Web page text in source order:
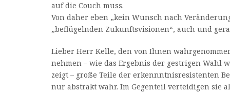
auf die Couch muss.
Von daher eben „kein Wunsch nach
„beflügelnden Zukunftsvisionen“, auch und
Lieber Herr Kelle, den von Ihnen
nehmen – wie das Ergebnis der gestrigen Wahl
zeigt – große Teile der erkennntnisresistenten
nur abstrakt wahr. Im Gegenteil verteidigen sie